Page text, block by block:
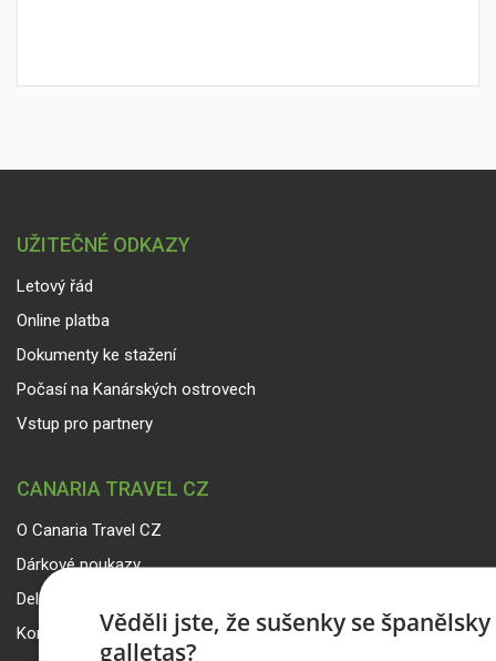
UŽITEČNÉ ODKAZY
Letový řád
Online platba
Dokumenty ke stažení
Počasí na Kanárských ostrovech
Vstup pro partnery
CANARIA TRAVEL CZ
O Canaria Travel CZ
Dárkové poukazy
Delegáti
Kontakty
Věděli jste, že sušenky se
galletas?